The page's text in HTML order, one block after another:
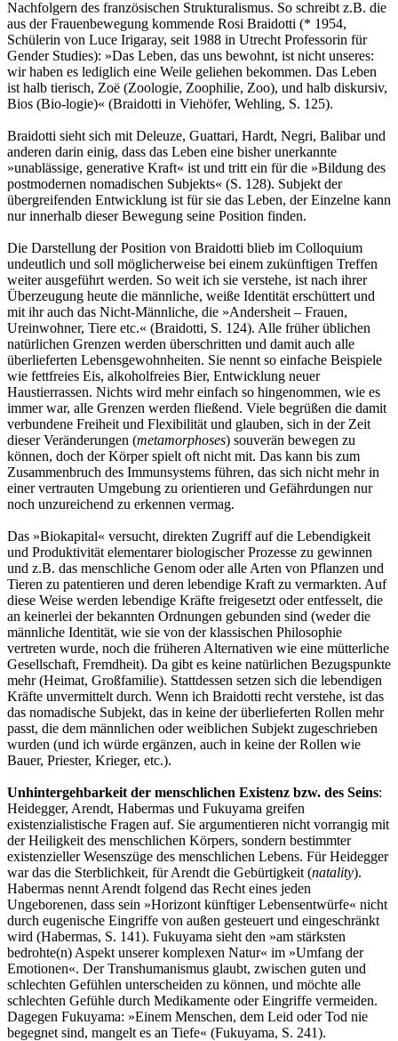
Nachfolgern des französischen Strukturalismus. So schreibt z.B. die
aus der Frauenbewegung kommende Rosi Braidotti (* 1954,
Schülerin von Luce Irigaray, seit 1988 in Utrecht Professorin für
Gender Studies): »Das Leben, das uns bewohnt, ist nicht unseres:
wir haben es lediglich eine Weile geliehen bekommen. Das Leben
ist halb tierisch, Zoë (Zoologie, Zoophilie, Zoo), und halb diskursiv,
Bios (Bio-logie)« (Braidotti in Viehöfer, Wehling, S. 125).
Braidotti sieht sich mit Deleuze, Guattari, Hardt, Negri, Balibar und
anderen darin einig, dass das Leben eine bisher unerkannte
»unablässige, generative Kraft« ist und tritt ein für die »Bildung des
postmodernen nomadischen Subjekts« (S. 128). Subjekt der
übergreifenden Entwicklung ist für sie das Leben, der Einzelne kann
nur innerhalb dieser Bewegung seine Position finden.
Die Darstellung der Position von Braidotti blieb im Colloquium
undeutlich und soll möglicherweise bei einem zukünftigen Treffen
weiter ausgeführt werden. So weit ich sie verstehe, ist nach ihrer
Überzeugung heute die männliche, weiße Identität erschüttert und
mit ihr auch das Nicht-Männliche, die »Andersheit – Frauen,
Ureinwohner, Tiere etc.« (Braidotti, S. 124). Alle früher üblichen
natürlichen Grenzen werden überschritten und damit auch alle
überlieferten Lebensgewohnheiten. Sie nennt so einfache Beispiele
wie fettfreies Eis, alkoholfreies Bier, Entwicklung neuer
Haustierrassen. Nichts wird mehr einfach so hingenommen, wie es
immer war, alle Grenzen werden fließend. Viele begrüßen die damit
verbundene Freiheit und Flexibilität und glauben, sich in der Zeit
dieser Veränderungen (metamorphoses) souverän bewegen zu
können, doch der Körper spielt oft nicht mit. Das kann bis zum
Zusammenbruch des Immunsystems führen, das sich nicht mehr in
einer vertrauten Umgebung zu orientieren und Gefährdungen nur
noch unzureichend zu erkennen vermag.
Das »Biokapital« versucht, direkten Zugriff auf die Lebendigkeit
und Produktivität elementarer biologischer Prozesse zu gewinnen
und z.B. das menschliche Genom oder alle Arten von Pflanzen und
Tieren zu patentieren und deren lebendige Kraft zu vermarkten. Auf
diese Weise werden lebendige Kräfte freigesetzt oder entfesselt, die
an keinerlei der bekannten Ordnungen gebunden sind (weder die
männliche Identität, wie sie von der klassischen Philosophie
vertreten wurde, noch die früheren Alternativen wie eine mütterliche
Gesellschaft, Fremdheit). Da gibt es keine natürlichen Bezugspunkte
mehr (Heimat, Großfamilie). Stattdessen setzen sich die lebendigen
Kräfte unvermittelt durch. Wenn ich Braidotti recht verstehe, ist das
das nomadische Subjekt, das in keine der überlieferten Rollen mehr
passt, die dem männlichen oder weiblichen Subjekt zugeschrieben
wurden (und ich würde ergänzen, auch in keine der Rollen wie
Bauer, Priester, Krieger, etc.).
Unhintergehbarkeit der menschlichen Existenz bzw. des Seins:
Heidegger, Arendt, Habermas und Fukuyama greifen
existenzialistische Fragen auf. Sie argumentieren nicht vorrangig mit
der Heiligkeit des menschlichen Körpers, sondern bestimmter
existenzieller Wesenszüge des menschlichen Lebens. Für Heidegger
war das die Sterblichkeit, für Arendt die Gebürtigkeit (natality).
Habermas nennt Arendt folgend das Recht eines jeden
Ungeborenen, dass sein »Horizont künftiger Lebensentwürfe« nicht
durch eugenische Eingriffe von außen gesteuert und eingeschränkt
wird (Habermas, S. 141). Fukuyama sieht den »am stärksten
bedrohte(n) Aspekt unserer komplexen Natur« im »Umfang der
Emotionen«. Der Transhumanismus glaubt, zwischen guten und
schlechten Gefühlen unterscheiden zu können, und möchte alle
schlechten Gefühle durch Medikamente oder Eingriffe vermeiden.
Dagegen Fukuyama: »Einem Menschen, dem Leid oder Tod nie
begegnet sind, mangelt es an Tiefe« (Fukuyama, S. 241).